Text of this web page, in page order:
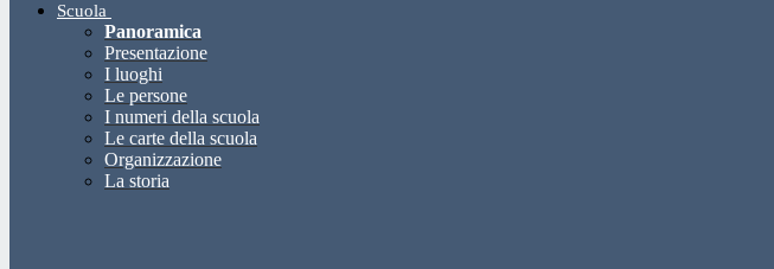
Scuola
Panoramica
Presentazione
I luoghi
Le persone
I numeri della scuola
Le carte della scuola
Organizzazione
La storia